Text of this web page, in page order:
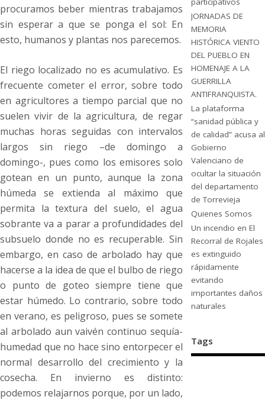
procuramos beber mientras trabajamos
sin esperar a que se ponga el sol: En
esto, humanos y plantas nos parecemos.
El riego localizado no es acumulativo. Es
frecuente cometer el error, sobre todo
en agricultores a tiempo parcial que no
suelen vivir de la agricultura, de regar
muchas horas seguidas con intervalos
largos sin riego –de domingo a
domingo-, pues como los emisores solo
gotean en un punto, aunque la zona
húmeda se extienda al máximo que
permita la textura del suelo, el agua
sobrante va a parar a profundidades del
subsuelo donde no es recuperable. Sin
embargo, en caso de arbolado hay que
hacerse a la idea de que el bulbo de riego
o punto de goteo siempre tiene que
estar húmedo. Lo contrario, sobre todo
en verano, es peligroso, pues se somete
al arbolado aun vaivén continuo sequía-
humedad que no hace sino entorpecer el
normal desarrollo del crecimiento y la
cosecha. En invierno es distinto:
podemos relajarnos porque, por un lado,
JORNADAS DE
MEMORIA
HISTÓRICA VIENTO
DEL PUEBLO EN
HOMENAJE A LA
GUERRILLA
ANTIFRANQUISTA.
La plataforma
“sanidad pública y
de calidad” acusa al
Gobierno
Valenciano de
ocultar la situación
del departamento
de Torrevieja
Quienes Somos
Un incendio en El
Recorral de Rojales
es extinguido
rápidamente
evitando
importantes daños
naturales
Tags